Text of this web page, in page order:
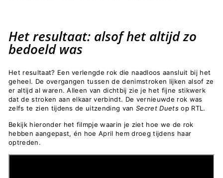
Het resultaat: alsof het altijd zo
bedoeld was
Het resultaat? Een verlengde rok die naadloos aansluit bij het
geheel. De overgangen tussen de denimstroken lijken alsof ze
er altijd al waren. Alleen van dichtbij zie je het fijne stikwerk
dat de stroken aan elkaar verbindt. De vernieuwde rok was
zelfs te zien tijdens de uitzending van Secret Duetsop RTL.
Bekijk hieronder het filmpje waarin je ziet hoe we de rok
hebben aangepast, én hoe April hem droeg tijdens haar
optreden.